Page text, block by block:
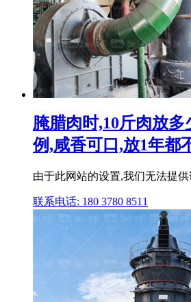
腌腊肉时,10斤肉放
例,咸香可口,放1年都
由于此网站的设置,我们无法提供
联系电话: 180 3780 8511